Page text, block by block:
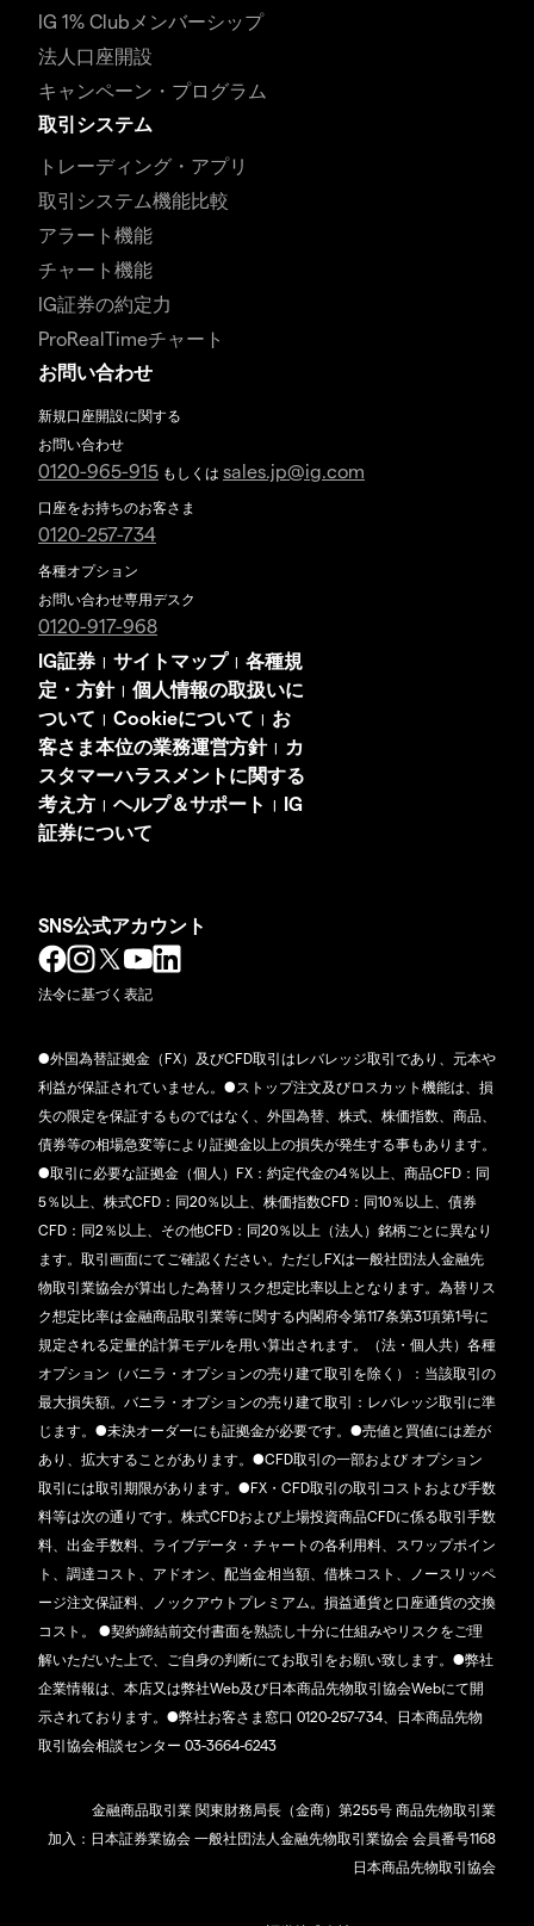
IG 1% Clubメンバーシップ
法人口座開設
キャンペーン・プログラム
取引システム
トレーディング・アプリ
取引システム機能比較
アラート機能
チャート機能
IG証券の約定力
ProRealTimeチャート
お問い合わせ
新規口座開設に関する
お問い合わせ
0120-965-915 もしくは sales.jp@ig.com
口座をお持ちのお客さま
0120-257-734
各種オプション
お問い合わせ専用デスク
0120-917-968
IG証券 | サイトマップ | 各種規
定・方針| 個人情報の取扱いに
ついて | Cookieについて | お
客さま本位の業務運営方針|
カ
スタマーハラスメントに関する
考え方 | ヘルプ＆サポート | IG
証券について
SNS公式アカウント
法令に基づく表記
●外国為替証拠金（FX）及びCFD取引はレバレッジ取引であり、元本や
利益が保証されていません。●ストップ注文及びロスカット機能は、損
失の限定を保証するものではなく、外国為替、株式、株価指数、商品、
債券等の相場急変等により証拠金以上の損失が発生する事もあります。
●取引に必要な証拠金（個人）FX：約定代金の4％以上、商品CFD：同
5％以上、株式CFD：同20％以上、株価指数CFD：同10％以上、債券
CFD：同2％以上、その他CFD：同20％以上（法人）銘柄ごとに異なり
ます。取引画面にてご確認ください。ただしFXは一般社団法人金融先
物取引業協会が算出した為替リスク想定比率以上となります。為替リス
ク想定比率は金融商品取引業等に関する内閣府令第117条第31項第1号に
規定される定量的計算モデルを用い算出されます。（法・個人共）各種
オプション（バニラ・オプションの売り建て取引を除く）：当該取引の
最大損失額。バニラ・オプションの売り建て取引：レバレッジ取引に準
じます。●未決オーダーにも証拠金が必要です。●売値と買値には差が
あり、拡大することがあります。●CFD取引の一部および オプション
取引には取引期限があります。●FX・CFD取引の取引コストおよび手数
料等は次の通りです。株式CFDおよび上場投資商品CFDに係る取引手数
料、出金手数料、ライブデータ・チャートの各利用料、スワップポイン
ト、調達コスト、アドオン、配当金相当額、借株コスト、ノースリッペ
ージ注文保証料、ノックアウトプレミアム。損益通貨と口座通貨の交換
コスト。 ●契約締結前交付書面を熟読し十分に仕組みやリスクをご理
解いただいた上で、ご自身の判断にてお取引をお願い致します。●弊社
企業情報は、本店又は弊社Web及び日本商品先物取引協会Webにて開
示されております。●弊社お客さま窓口 0120-257-734、日本商品先物
取引協会相談センター 03-3664-6243
金融商品取引業 関東財務局長（金商）第255号 商品先物取引業
加入：日本証券業協会 一般社団法人金融先物取引業協会 会員番号1168
日本商品先物取引協会